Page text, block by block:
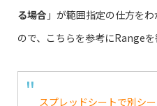
る場合 」が範囲指定の仕方を
ので、こちらを参考にRangeを
スプレッドシートで別シ